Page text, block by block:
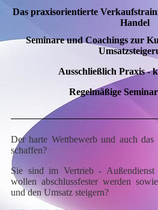
Das praxisorientierte
Handel
Seminare und Coachings zur
Ausschließlich Praxis -
Regelmäßige
Der harte Wettbewerb und auch
schaffen?
Sie sind im Vertrieb -
wollen abschlussfester werden
und den Umsatz steigern?